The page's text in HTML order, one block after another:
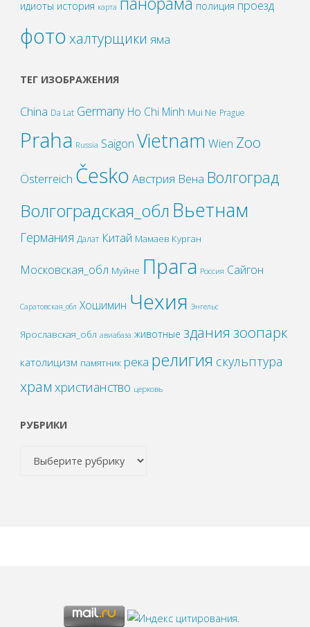
идиоты история карта полиция проезд
фотохалтурщики яма
ТЕГ ИЗОБРАЖЕНИЯ
China Da Lat Germany Ho Chi Minh Mui Ne Prague
Praha Russia Saigon Vietnam Wien Zoo
Österreich Česko Австрия Вена Волгоград
Волгоградская_обл Вьетнам
Германия Далат Китай Мамаев Курган
Московская_обл Муйне Прага Россия Сайгон
Саратовская_обл Хошимин Чехия Энгельс
Ярославская_обл авиабаза животные здания зоопарк
католицизм памятник река религия скульптура
храм христианство церковь
РУБРИКИ
.